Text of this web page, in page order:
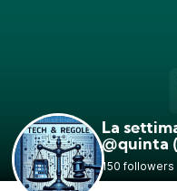
La
@quinta
@quinta
150 followers